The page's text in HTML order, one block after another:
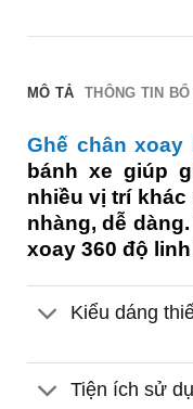
MÔ TẢ THÔNG TIN BỔ
Ghế chân xoay
bánh xe giúp
nhiều vị trí
nhàng, dễ
xoay 360 độ
Kiểu dáng
Tiện ích sử